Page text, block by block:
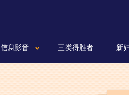
信息影音 三类得胜者 新